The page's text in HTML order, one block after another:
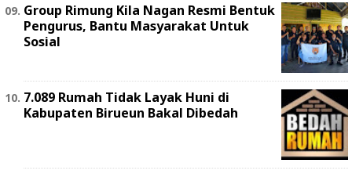
Group Rimung Kila Nagan Resmi Bentuk
Pengurus, Bantu Masyarakat Untuk
Sosial
7.089 Rumah Tidak Layak Huni di
Kabupaten Birueun Bakal Dibedah